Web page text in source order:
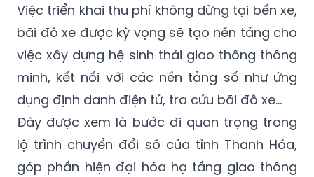
Việc triển khai thu phí không dừng tại bến xe,
bãi đỗ xe được kỳ vọng sẽ tạo nền tảng cho
việc xây dựng hệ sinh thái giao thông thông
minh, kết nối với các nền tảng số như ứng
dụng định danh điện tử, tra cứu bãi đỗ xe…
Đây được xem là bước đi quan trọng trong
lộ trình chuyển đổi số của tỉnh Thanh Hóa,
góp phần hiện đại hóa hạ tầng giao thông